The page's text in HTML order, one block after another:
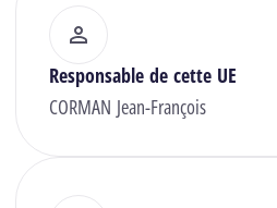
Responsable de cette UE
CORMAN Jean-François